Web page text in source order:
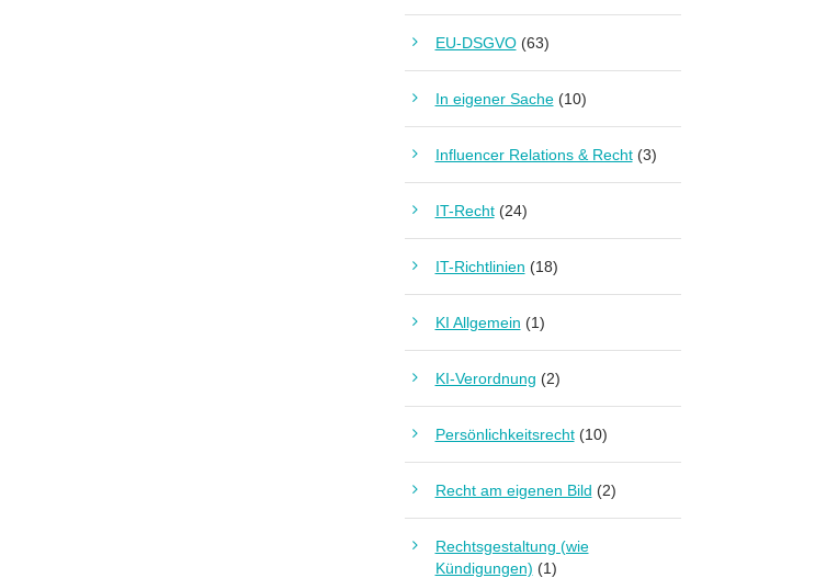
EU-DSGVO(63)
In eigener Sache(10)
Influencer Relations & Recht(3)
IT-Recht(24)
IT-Richtlinien (18)
KI Allgemein (1)
KI-Verordnung (2)
Persönlichkeitsrecht(10)
Recht am eigenen Bild (2)
Rechtsgestaltung (wie
Kündigungen) (1)